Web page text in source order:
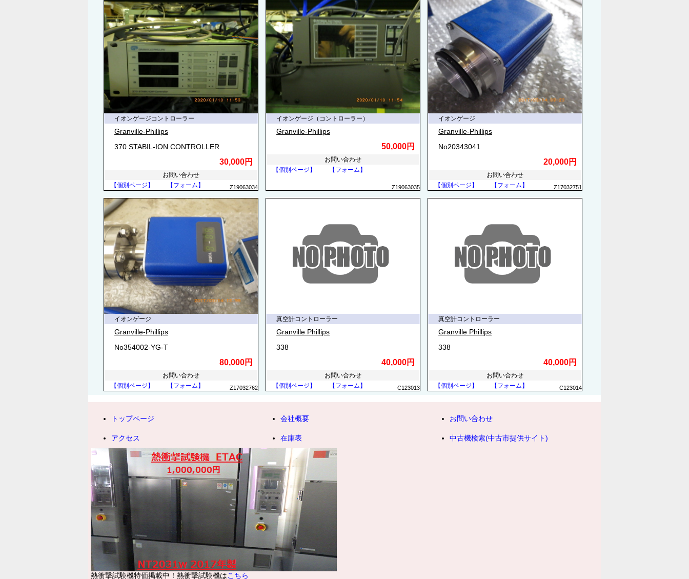
イオンゲージコントローラー
Granville-Phillips
370 STABIL-ION CONTROLLER
30,000円
お問い合わせ
【個別ページ】
【フォーム】 Z19063034
イオンゲージ（コントローラー）
Granville-Phillips
50,000円
お問い合わせ
【個別ページ】
【フォーム】
Z19063035
イオンゲージ
Granville-Phillips
No20343041
20,000円
お問い合わせ
【個別ページ】
【フォーム】 Z17032751
イオンゲージ
Granville-Phillips
No354002-YG-T
80,000円
お問い合わせ
【個別ページ】
【フォーム】 Z17032762
真空計コントローラー
Granville Phillips
338
40,000円
お問い合わせ
【個別ページ】
【フォーム】 C123013
真空計コントローラー
Granville Phillips
338
40,000円
お問い合わせ
【個別ページ】
【フォーム】 C123014
トップページ 会社概要 お問い合わせ
アクセス 在庫表 中古機検索(中古市提供サイト)
熱衝撃試験機特価掲載中！熱衝撃試験機はこちら